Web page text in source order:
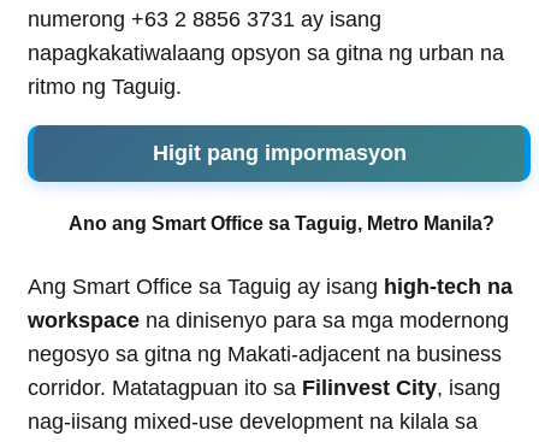
numerong +63 2 8856 3731 ay isang
napagkakatiwalaang opsyon sa gitna ng urban na
ritmo ng Taguig.
Higit pang impormasyon
Ano ang Smart Office sa Taguig, Metro Manila?
Ang Smart Office sa Taguig ay isang high-tech na
workspace na dinisenyo para sa mga modernong
negosyo sa gitna ng Makati-adjacent na business
corridor. Matatagpuan ito sa Filinvest City, isang
nag-iisang mixed-use development na kilala sa